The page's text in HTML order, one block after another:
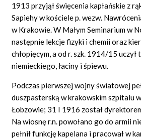
1913 przyjął święcenia kapłańskie z
Sapiehy w kościele p. wezw.
w Krakowie. W Małym Seminarium w
następnie lekcje fizyki i chemii oraz
chłopięcym, a od r. szk. 1914/15 uczył
niemieckiego, łaciny i śpiewu.
Podczas pierwszej wojny światowej
duszpasterską w krakowskim szpitalu
Łobzowie; 31 I 1916 został
Na wiosnę r.n. powołano go do armii
pełnił funkcję kapelana i pracował w